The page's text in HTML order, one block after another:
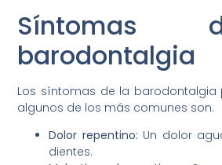
barodontalgia
Los síntomas de la barodontalgia
algunos de los más comunes son:
Dolor repentino: Un dolor
dientes.